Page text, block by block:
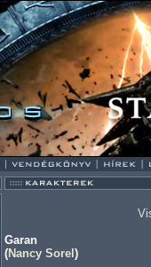
Garan
(Nancy Sorel )